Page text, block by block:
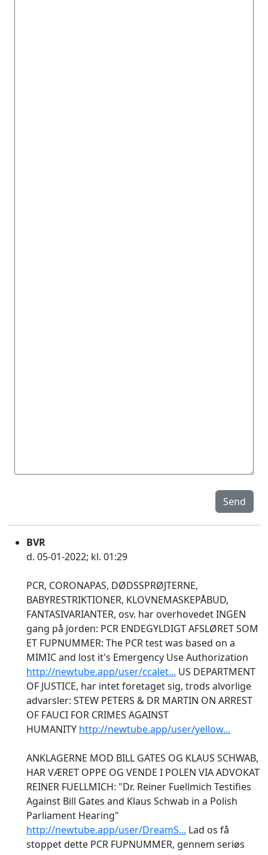
Send
BVR
d. 05-01-2022; kl. 01:29
PCR, CORONAPAS, DØDSSPRØJTERNE,
BABYRESTRIKTIONER, KLOVNEMASKEPÅBUD,
FANTASIVARIANTER, osv. har overhovedet INGEN
gang på jorden: PCR ENDEGYLDIGT AFSLØRET SOM
ET FUPNUMMER: The PCR test was based on a
MIMIC and lost it's Emergency Use Authorization
http://newtube.app/user/ccalet... US DEPARTMENT
OF JUSTICE, har intet foretaget sig, trods alvorlige
advarsler: STEW PETERS & DR MARTIN ON ARREST
OF FAUCI FOR CRIMES AGAINST
HUMANITY http://newtube.app/user/yellow...
ANKLAGERNE MOD BILL GATES OG KLAUS SCHWAB,
HAR VÆRET OPPE OG VENDE I POLEN VIA ADVOKAT
REINER FUELLMICH: "Dr. Reiner Fuellmich Testifies
Against Bill Gates and Klaus Schwab in a Polish
Parliament Hearing"
http://newtube.app/user/DreamS... Lad os få
stoppet dette PCR FUPNUMMER, gennem seriøs